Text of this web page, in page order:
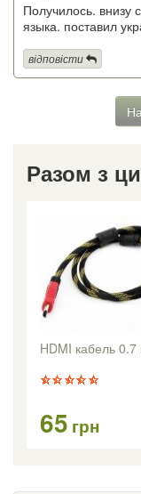
Получилось. внизу
языка. поставил
відповісти
Разом з
HDMI кабель 0.7
65 грн